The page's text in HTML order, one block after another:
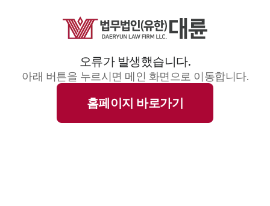
오류가 발생했습니다.
아래 버튼을 누르시면 메인 화면으로 이동합니다.
홈페이지 바로가기